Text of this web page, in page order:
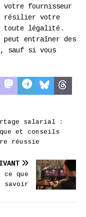
votre fournisseur
résilier votre
toute légalité.
entraîner des
sauf si vous
salarial :
et conseils
réussie
que
savoir